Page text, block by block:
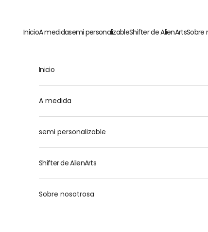
InicioA medidasemi personalizableShifter de AlienArtsSobre
Inicio
A medida
semi personalizable
Shifter de AlienArts
Sobre nosotrosa